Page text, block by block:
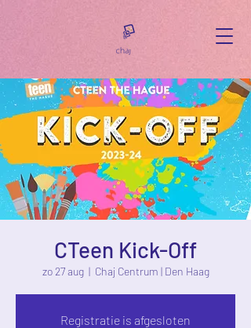
CTeen Kick-Off
zo 27 aug
  |
Chaj Centrum | Den Haag
Registratie is afgesloten